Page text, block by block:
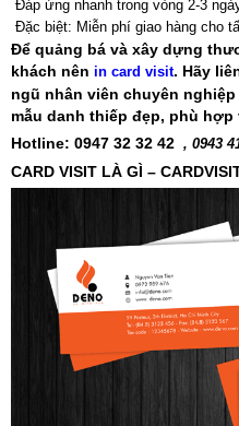
Đáp ứng nhanh trong vòng 2-3
Đặc biệt: Miễn phí giao hàng cho
Để quảng bá và xây dựng
khách nên in card visit. Hãy
ngũ nhân viên chuyên
mẫu danh thiếp đẹp, phù hợp
Hotline: 0947 32 32 42 , 0943
CARD VISIT LÀ GÌ –